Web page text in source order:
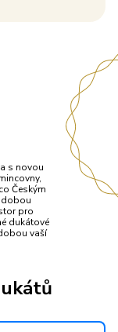
s novou
Českým
pro
dukátové
vaší